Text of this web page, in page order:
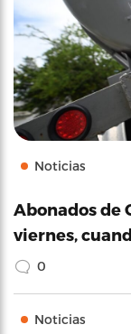
Noticias
Abonados de
viernes,
0
Noticias